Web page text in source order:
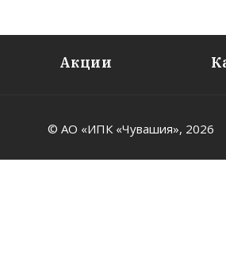
Акции
© АО «ИПК «Чувашия», 2026